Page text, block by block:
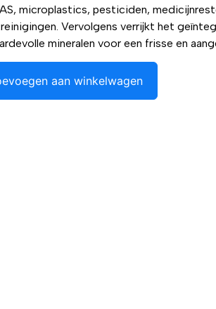
microplastics, pesticiden,
Vervolgens verrijkt het
mineralen voor een frisse en
aan winkelwagen